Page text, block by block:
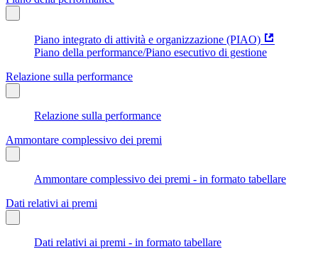
Piano integrato di attività e organizzazione (PIAO)
Piano della performance/Piano esecutivo di gestione
Relazione sulla performance
Relazione sulla performance
Ammontare complessivo dei premi
Ammontare complessivo dei premi - in formato tabellare
Dati relativi ai premi
Dati relativi ai premi - in formato tabellare